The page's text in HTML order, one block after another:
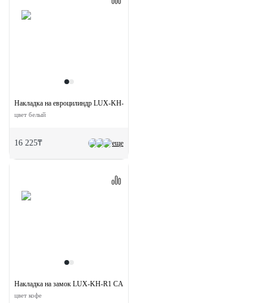
еще
Накладка на евроцилиндр LUX-KH-ANTI BIA круглая
цвет белый
16 225₸
Накладка на замок LUX-KH-R1 CAFFE круглая под евроцилиндр
цвет кофе